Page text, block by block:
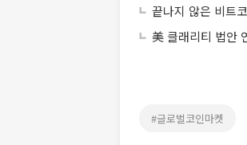
끝나지 않은 비트
美 클래리티 법안
#글로벌코인마켓